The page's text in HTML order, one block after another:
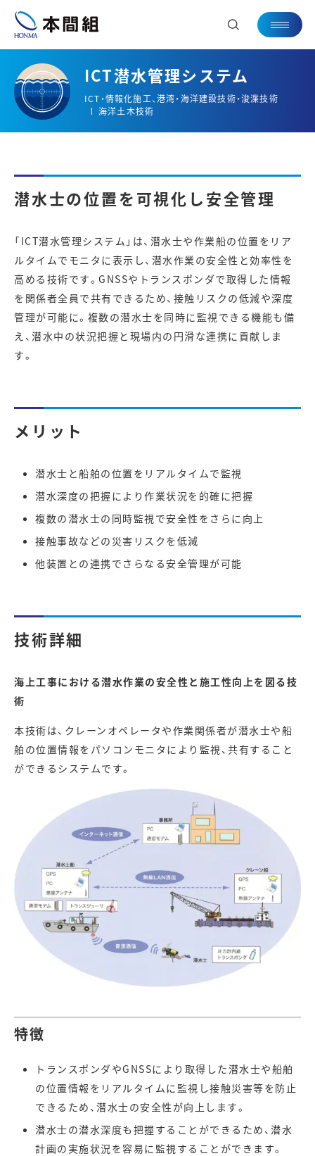
ICT潜水管理システム
ICT・情報化施工、港湾・海洋建設技術・浚渫技術
海洋土木技術
潜水士の位置を可視化し安全管理
「ICT潜水管理システム」は、潜水士や作業船の位置をリア
ルタイムでモニタに表示し、潜水作業の安全性と効率性を
高める技術です。GNSSやトランスポンダで取得した情報
を関係者全員で共有できるため、接触リスクの低減や深度
管理が可能に。複数の潜水士を同時に監視できる機能も備
え、潜水中の状況把握と現場内の円滑な連携に貢献しま
す。
メリット
潜水士と船舶の位置をリアルタイムで監視
潜水深度の把握により作業状況を的確に把握
複数の潜水士の同時監視で安全性をさらに向上
接触事故などの災害リスクを低減
他装置との連携でさらなる安全管理が可能
技術詳細
海上工事における潜水作業の安全性と施工性向上を図る技
術
本技術は、クレーンオペレータや作業関係者が潜水士や船
舶の位置情報をパソコンモニタにより監視、共有すること
ができるシステムです。
特徴
トランスポンダやGNSSにより取得した潜水士や船舶
の位置情報をリアルタイムに監視し接触災害等を防止
できるため、潜水士の安全性が向上します。
潜水士の潜水深度も把握することができるため、潜水
計画の実施状況を容易に監視することができます。